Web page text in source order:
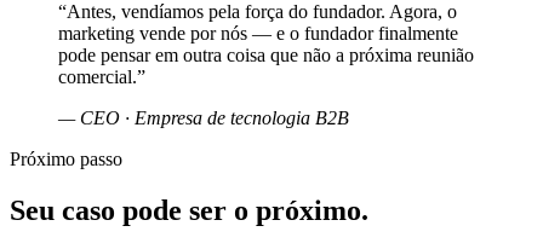
“Antes, vendíamos pela força do fundador. Agora, o
marketing vende por nós — e o fundador finalmente
pode pensar em outra coisa que não a próxima reunião
comercial.”
— CEO · Empresa de tecnologia B2B
Próximo passo
Seu caso pode ser o próximo.